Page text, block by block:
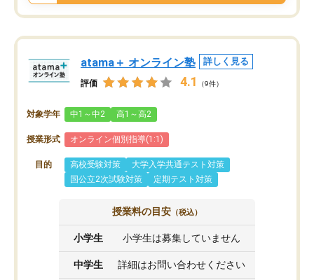
atama＋ オンライン塾 詳しく見る
評価 4.1 （9件）
対象学年 中1～中2 高1～高2
授業形式 オンライン個別指導(1:1)
目的 高校受験対策
大学入学共通テスト対策
国公立2次試験対策
定期テスト対策
授業料の目安 （税込）
小学生 小学生は募集していません
中学生 詳細はお問い合わせください